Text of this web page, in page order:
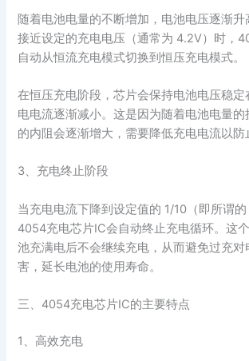
随着电池电量的不断增加，电池电压逐渐升
接近设定的充电电压（通常为 4.2V）时，
自动从恒流充电模式切换到恒压充电模式。
在恒压充电阶段，芯片会保持电池电压稳
电电流逐渐减小。这是因为随着电池电量
的内阻会逐渐增大，需要降低充电电流以防
3、充电终止阶段
当充电电流下降到设定值的 1/10（即所谓的
4054充电芯片IC会自动终止充电循环。这
池充满电后不会继续充电，从而避免过充对
害，延长电池的使用寿命。
三、4054充电芯片IC的主要特点
1、高效充电